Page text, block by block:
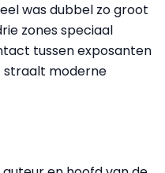
was dubbel zo groot
zones speciaal
tussen exposanten
straalt moderne